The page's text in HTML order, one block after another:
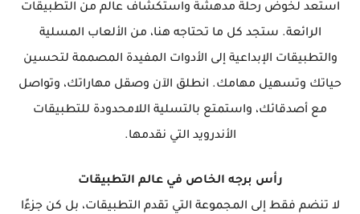
استعد لخوض رحلة مدهشة واستكشاف عالم من التطبيقات
الرائعة. ستجد كل ما تحتاجه هنا، من الألعاب المسلية
والتطبيقات الإبداعية إلى الأدوات المفيدة المصممة لتحسين
حياتك وتسهيل مهامك. انطلق الآن وصقل مهاراتك، وتواصل
مع أصدقائك، واستمتع بالتسلية اللامحدودة للتطبيقات
الأندرويد التي نقدمها.
رأس برجه الخاص في عالم التطبيقات
لا تنضم فقط إلى المجموعة التي تقدم التطبيقات، بل كن جزءًا